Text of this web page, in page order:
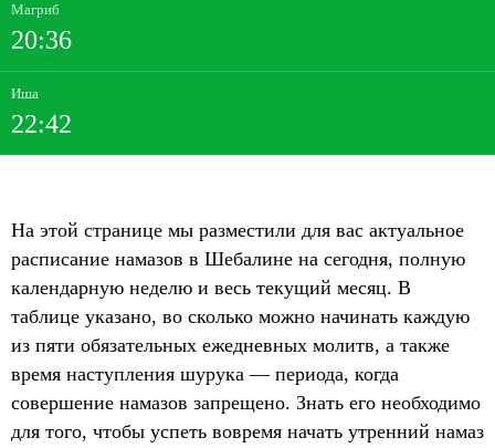
Магриб
20:36
Иша
22:42
На этой странице мы разместили для вас актуальное
расписание намазов в Шебалине на сегодня, полную
календарную неделю и весь текущий месяц. В
таблице указано, во сколько можно начинать каждую
из пяти обязательных ежедневных молитв, а также
время наступления шурука — периода, когда
совершение намазов запрещено. Знать его необходимо
для того, чтобы успеть вовремя начать утренний намаз